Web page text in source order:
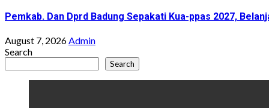
Pemkab. Dan Dprd Badung Sepakati Kua-ppas 2027,
August 7, 2026Admin
Search
Search